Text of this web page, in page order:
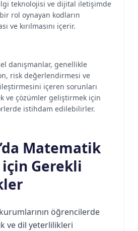
teknolojisi ve dijital iletişimde
rol oynayan kodların
ve kırılmasını içerir.
danışmanlar, genellikle
risk değerlendirmesi ve
içeren sorunları
ve çözümler geliştirmek için
istihdam edilebilirler.
Matematik
Gerekli
öğrencilerde
ve dil yeterlilikleri